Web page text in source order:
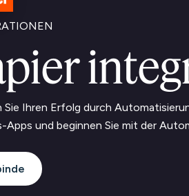
Sie Ihren Erfolg durch
Apps und beginnen Sie mit der